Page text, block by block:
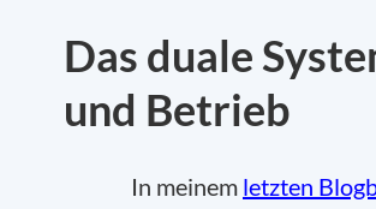
Das duale
und Betrieb
In meinem letzten